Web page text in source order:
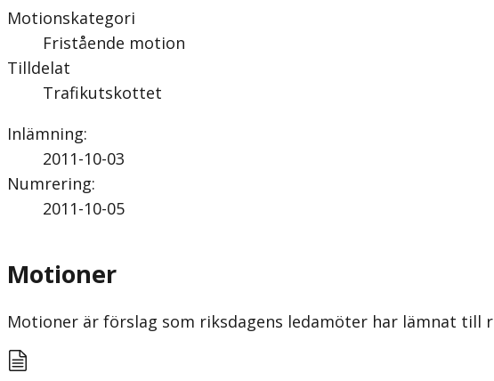
Motionskategori
Fristående motion
Tilldelat
Trafikutskottet
Inlämning:
2011-10-03
Numrering:
2011-10-05
Motioner
Motioner är förslag som riksdagens ledamöter har lämnat till